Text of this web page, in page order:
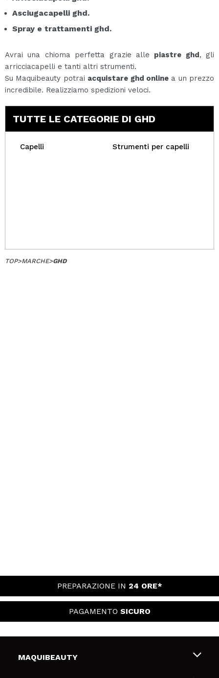
Asciugacapelli ghd.
Spray e trattamenti ghd.
Avrai una chioma perfetta grazie alle piastre ghd, gli
arricciacapelli e tanti altri strumenti.
Su Maquibeauty potrai acquistare ghd onlinea un prezzo
incredibile. Realizziamo spedizioni veloci.
TUTTE LE CATEGORIE DI GHD
Capelli Strumenti per capelli
TOP>MARCHE>GHD
PREPARAZIONE IN 24 ORE*
PAGAMENTO SICURO
MAQUIBEAUTY